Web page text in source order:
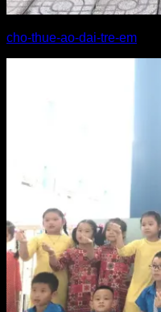
cho-thue-ao-dai-tre-em